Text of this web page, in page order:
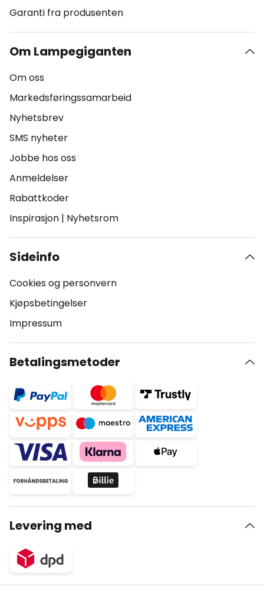
Garanti fra produsenten
Om Lampegiganten
Om oss
Markedsføringssamarbeid
Nyhetsbrev
SMS nyheter
Jobbe hos oss
Anmeldelser
Rabattkoder
Inspirasjon | Nyhetsrom
Sideinfo
Cookies og personvern
Kjøpsbetingelser
Impressum
Betalingsmetoder
Levering med